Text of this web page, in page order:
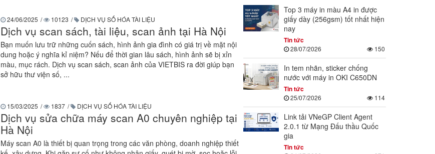
24/06/2025 / 10123 / DỊCH VỤ SỐ HÓA TÀI LIỆU
Dịch vụ scan sách, tài liệu, scan ảnh tại Hà Nội
Bạn muốn lưu trữ những cuốn sách, hình ảnh gia đình có giá trị về mặt nội
dung hoặc ý nghĩa kỉ niệm? Nếu để thời gian lâu sách, hình ảnh sẽ bị xỉn
màu, mục rách. Dịch vụ scan sách, scan ảnh của VIETBIS ra đời giúp bạn
sở hữu thư viện số, ...
15/03/2025 / 1837 / DỊCH VỤ SỐ HÓA TÀI LIỆU
Dịch vụ sửa chữa máy scan A0 chuyên nghiệp tại
Hà Nội
Máy scan A0 là thiết bị quan trọng trong các văn phòng, doanh nghiệp thiết
Top 3 máy in màu A4 in được
giấy dày (256gsm) tốt nhất hiện
nay
Tin tức
28/07/2026 150
In tem nhãn, sticker chống
nước với máy in OKI C650DN
Tin tức
25/07/2026 114
Link tải VNeGP Client Agent
2.0.1 từ Mạng Đấu thầu Quốc
gia
Tin tức